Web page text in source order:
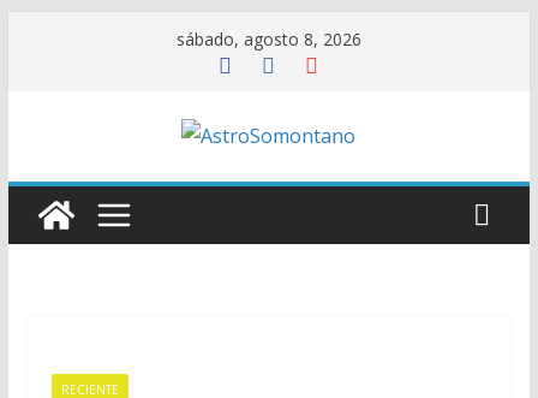
sábado, agosto 8, 2026
RECIENTE